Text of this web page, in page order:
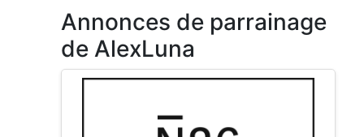
Annonces de parrainage
de AlexLuna